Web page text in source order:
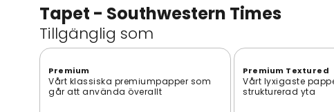
Tapet - Southwestern Times
Tillgänglig som
Premium
Vårt klassiska premiumpapper som
går att använda överallt
Premium Textured
Vårt lyxigaste
strukturerad yta